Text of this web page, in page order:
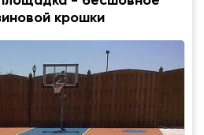
крошки